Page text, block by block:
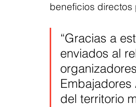
beneficios directos
“Gracias a
enviados al
del territorio